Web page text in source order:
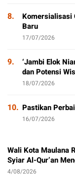
8.
Komersialisasi
Baru
17/07/2026
9.
‘Jambi Elok
dan Potensi
18/07/2026
10. Pastikan
16/07/2026
Wali Kota Maulana
Syiar Al-Qur’an
4/08/2026